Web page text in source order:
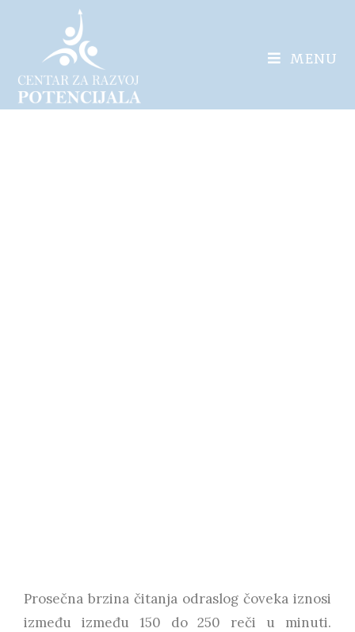
MENU
Prosečna brzina čitanja odraslog čoveka iznosi
između između 150 do 250 reči u minuti.